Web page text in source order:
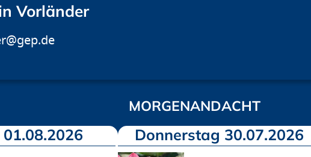
Vorländer
MORGENANDACHT
Donnerstag 30.07.2026